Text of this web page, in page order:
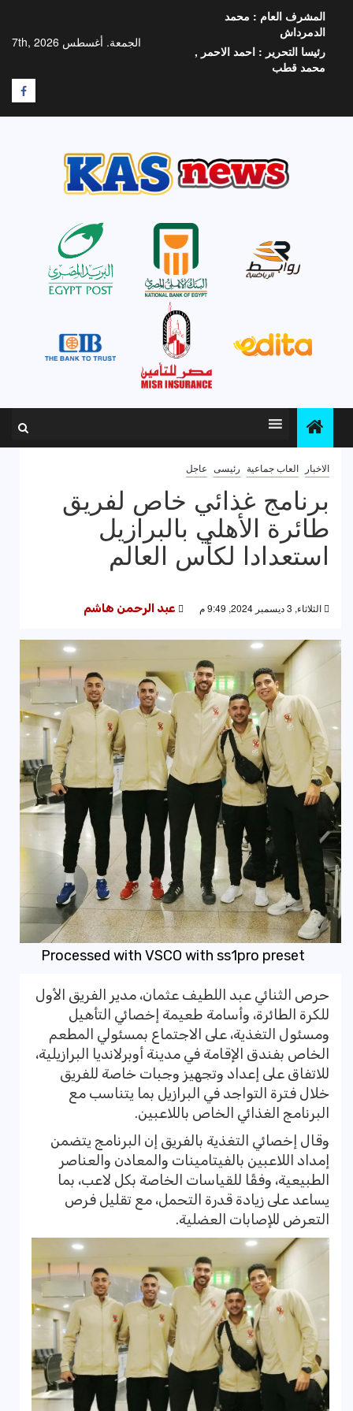
المحتوى
الجمعة. أغسطس 7th, 2026
المشرف العام : محمد
الدمرداش
رئيسا التحرير : احمد الاحمر ,
محمد قطب
F
الاخبار العاب جماعية رئيسى عاجل
برنامج غذائي خاص لفريق
طائرة الأهلي بالبرازيل
استعدادا لكأس العالم
الثلاثاء, 3 ديسمبر 2024, 9:49 م عبد الرحمن هاشم
Processed with VSCO with ss1pro preset
حرص الثنائي عبد اللطيف عثمان، مدير الفريق الأول
للكرة الطائرة، وأسامة طعيمة إخصائي التأهيل
ومسئول التغذية، على الاجتماع بمسئولي المطعم
الخاص بفندق الإقامة في مدينة أوبرلانديا البرازيلية،
للاتفاق على إعداد وتجهيز وجبات خاصة للفريق
خلال فترة التواجد في البرازيل بما يتناسب مع
البرنامج الغذائي الخاص باللاعبين.
وقال إخصائي التغذية بالفريق إن البرنامج يتضمن
إمداد اللاعبين بالفيتامينات والمعادن والعناصر
الطبيعية، وفقًا للقياسات الخاصة بكل لاعب، بما
يساعد على زيادة قدرة التحمل، مع تقليل فرص
التعرض للإصابات العضلية.